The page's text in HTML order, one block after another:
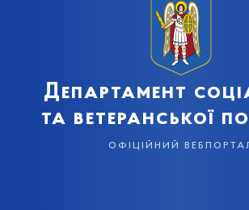
Департамент
та ветеранської
офіційний